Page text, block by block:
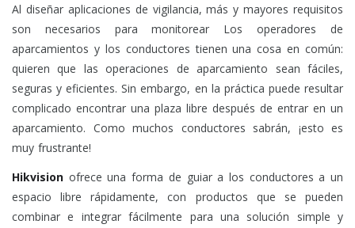
Al diseñar aplicaciones de vigilancia, más y mayores requisitos
son necesarios para monitorear Los operadores de
aparcamientos y los conductores tienen una cosa en común:
quieren que las operaciones de aparcamiento sean fáciles,
seguras y eficientes. Sin embargo, en la práctica puede resultar
complicado encontrar una plaza libre después de entrar en un
aparcamiento. Como muchos conductores sabrán, ¡esto es
muy frustrante!
Hikvision ofrece una forma de guiar a los conductores a un
espacio libre rápidamente, con productos que se pueden
combinar e integrar fácilmente para una solución simple y